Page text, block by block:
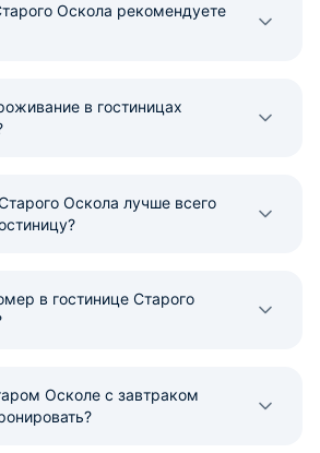
Оскола рекомендуете
в гостиницах
Оскола лучше всего
в гостинице Старого
Осколе с завтраком